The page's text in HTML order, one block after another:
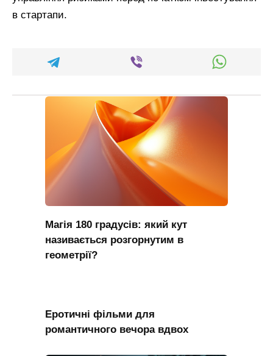
в стартапи.
Магія 180 градусів: який кут
називається розгорнутим в
геометрії?
Еротичні фільми для
романтичного вечора вдвох